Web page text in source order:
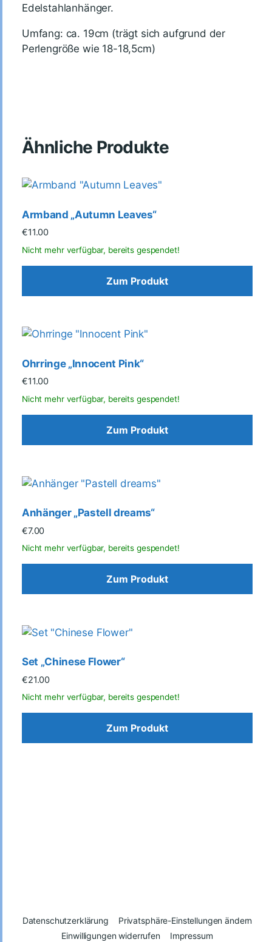
Edelstahlanhänger.
Umfang: ca. 19cm (trägt sich aufgrund der
Perlengröße wie 18-18,5cm)
Ähnliche Produkte
Armband „Autumn Leaves“
€11.00
Zum Produkt
Ohrringe „Innocent Pink“
€11.00
Zum Produkt
Anhänger „Pastell dreams“
€7.00
Zum Produkt
Set „Chinese Flower“
€21.00
Zum Produkt
Datenschutzerklärung
Privatsphäre-Einstellungen ändern
Einwilligungen widerrufen
Impressum